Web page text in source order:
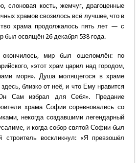
слоновая кость, жемчуг, драгоценные
храмов свозилось всё лучшее, что в
храма продолжалось пять лет — с
был освящён 26 декабря 538 года.
окончилось, мир был ошеломлён: по
«этот храм царил над городом,
моря». Душа молящегося в храме
близко от неё, и что Ему нравится
Сам избрал для Себя». Предание
храма Софии соревновались со
некогда создавшими легендарный
и когда собор святой Софии был
строитель воскликнул: «Я превзошёл